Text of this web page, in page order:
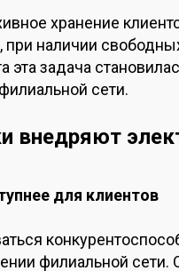
хранение
при наличии
эта задача
сети.
внедряют
для клиентов
филиальной